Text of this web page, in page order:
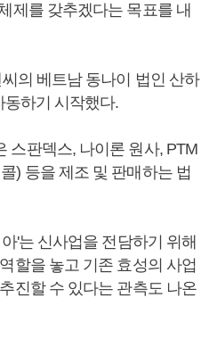
제를 갖추겠다는 목표를 내
의 베트남 동나이 법인 산하
동하기 시작했다.
스판덱스, 나이론 원사, PTM
) 등을 제조 및 판매하는 법
'는 신사업을 전담하기 위해
할을 놓고 기존 효성의 사업
진할 수 있다는 관측도 나온